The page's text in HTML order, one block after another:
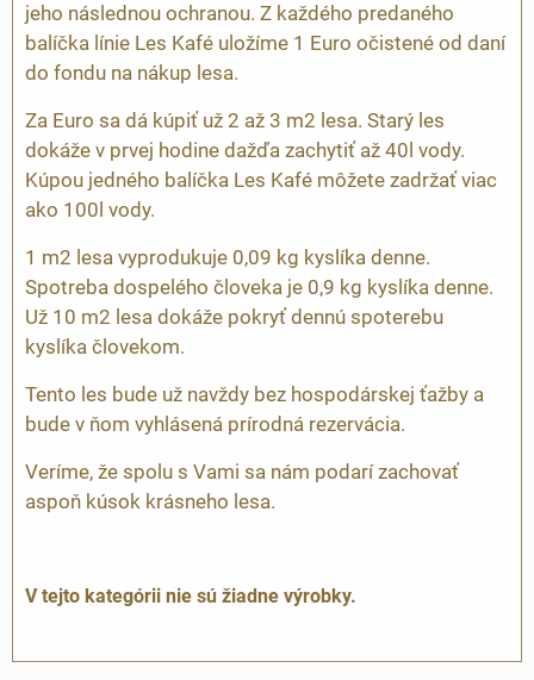
jeho následnou ochranou. Z každého predaného
balíčka línie Les Kafé uložíme 1 Euro očistené od daní
do fondu na nákup lesa.
Za Euro sa dá kúpiť už 2 až 3 m2 lesa. Starý les
dokáže v prvej hodine dažďa zachytiť až 40l vody.
Kúpou jedného balíčka Les Kafé môžete zadržať viac
ako 100l vody.
1 m2 lesa vyprodukuje 0,09 kg kyslíka denne.
Spotreba dospelého človeka je 0,9 kg kyslíka denne.
Už 10 m2 lesa dokáže pokryť dennú spoterebu
kyslíka človekom.
Tento les bude už navždy bez hospodárskej ťažby a
bude v ňom vyhlásená prírodná rezervácia.
Veríme, že spolu s Vami sa nám podarí zachovať
aspoň kúsok krásneho lesa.